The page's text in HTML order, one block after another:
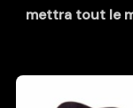
mettra tout le